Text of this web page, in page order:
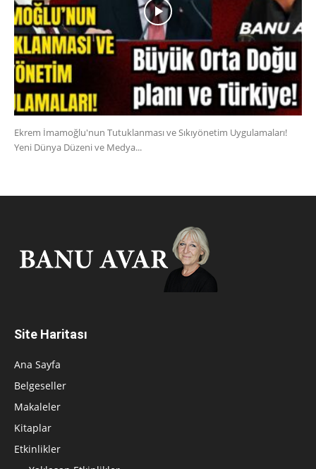
Ekrem İmamoğlu'nun Tutuklanması ve Sıkıyönetim Uygulamaları!
Yeni Dünya Düzeni ve Medya...
Site Haritası
Ana Sayfa
Belgeseller
Makaleler
Kitaplar
Etkinlikler